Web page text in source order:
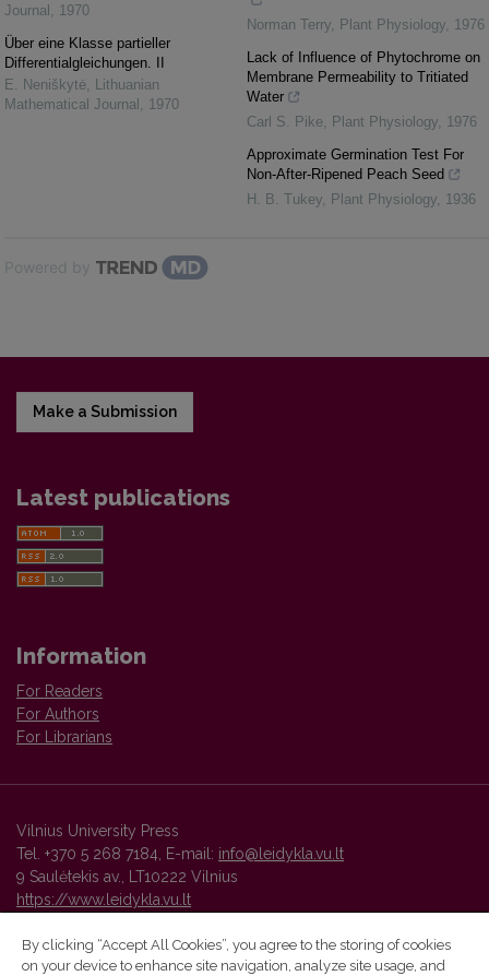
Journal
1970
Über eine Klasse partieller
Differentialgleichungen. II
E. Neniškytė Lithuanian
Mathematical Journal
1970
Norman Terry Plant Physiology
1976
Lack of Influence of Phytochrome on
Membrane Permeability to Tritiated
Water
Carl S. Pike Plant Physiology
1976
Approximate Germination Test For
Non-After-Ripened Peach Seed
H. B. Tukey Plant Physiology 1936
Powered by
Make a Submission
Latest publications
Information
For Readers
For Authors
For Librarians
Vilnius University Press
Tel. +370 5 268 7184, E-mail: info@leidykla.vu.lt
9 Saulėtekis av., LT10222 Vilnius
https://www.leidykla.vu.lt
By clicking “Accept All Cookies”, you agree to the storing of cookies
on your device to enhance site navigation, analyze site usage, and